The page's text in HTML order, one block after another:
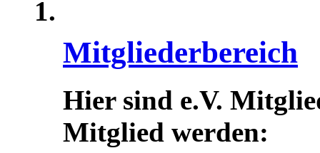
Mitgliederbereich
Hier sind e.V.
Mitglied werden: